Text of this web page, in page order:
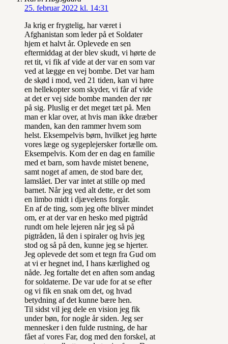
25. februar 2022 kl. 14:31
Ja krig er frygtelig, har været i
Afghanistan som leder på et Soldater
hjem et halvt år. Oplevede en sen
eftermiddag at der blev skudt, vi hørte de
ret tit, vi fik af vide at der var en som var
ved at lægge en vej bombe. Det var ham
de skød i mod, ved 21 tiden, kan vi høre
en hellekopter som skyder, vi får af vide
at det er vej side bombe manden der rør
på sig. Pluslig er det meget tæt på. Men
man er klar over, at hvis man ikke dræber
manden, kan den rammer hvem som
helst. Eksempelvis børn, hvilket jeg hørte
vores læge og sygeplejersker fortælle om.
Eksempelvis. Kom der en dag en familie
med et barn, som havde mistet benene,
samt noget af amen, de stod bare der,
lamslået. Der var intet at stille op med
barnet. Når jeg ved alt dette, er det som
en limbo midt i djævelens forgår.
En af de ting, som jeg ofte bliver mindet
om, er at der var en hesko med pigtråd
rundt om hele lejeren når jeg så på
pigtråden, lå den i spiraler og hvis jeg
stod og så på den, kunne jeg se hjerter.
Jeg oplevede det som et tegn fra Gud om
at vi er hegnet ind, I hans kærlighed og
nåde. Jeg fortalte det en aften som andag
for soldaterne. De var ude for at se efter
og vi fik en snak om det, og hvad
betydning af det kunne bære hen.
Til sidst vil jeg dele en vision jeg fik
under bøn, for nogle år siden. Jeg ser
mennesker i den fulde rustning, de har
fået af vores Far, dog med den forskel, at